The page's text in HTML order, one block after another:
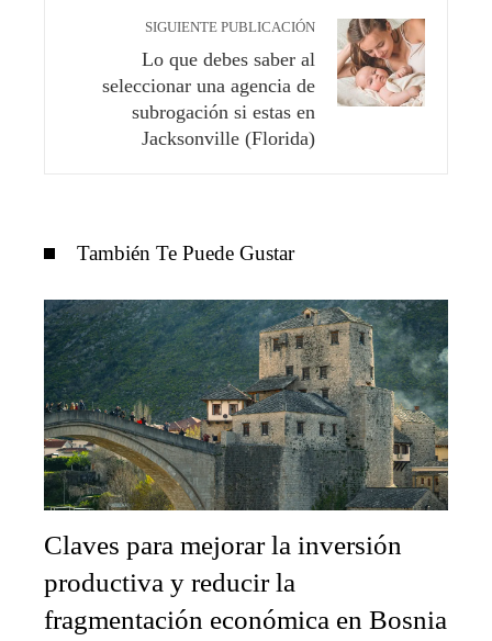
SIGUIENTE PUBLICACIÓN
Lo que debes saber al
seleccionar una agencia de
subrogación si estas en
Jacksonville (Florida)
También Te Puede Gustar
Claves para mejorar la inversión
productiva y reducir la
fragmentación económica en Bosnia